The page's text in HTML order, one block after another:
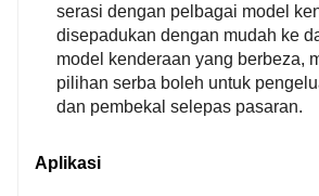
serasi dengan pelbagai model
disepadukan dengan mudah ke
model kenderaan yang berbeza,
pilihan serba boleh untuk
dan pembekal selepas pasaran.
Aplikasi